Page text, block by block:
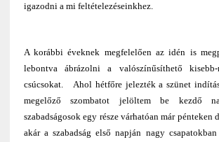
igazodni a mi feltételezéseinkhez.
A korábbi éveknek megfelelően az idén is
lebontva ábrázolni a valószínűsíthető
csúcsokat.
Ahol hétfőre jelezték a szünet
megelőző szombatot jelöltem be kezdő
szabadságosok egy része várhatóan már
akár a szabadság első napján nagy